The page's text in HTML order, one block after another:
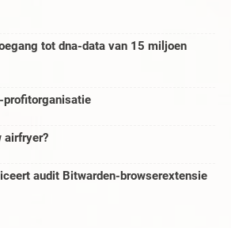
tot dna-data van 15 miljoen
profitorganisatie
airfryer?
audit Bitwarden-browserextensie